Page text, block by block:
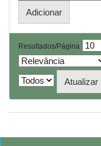
Resultados/Página